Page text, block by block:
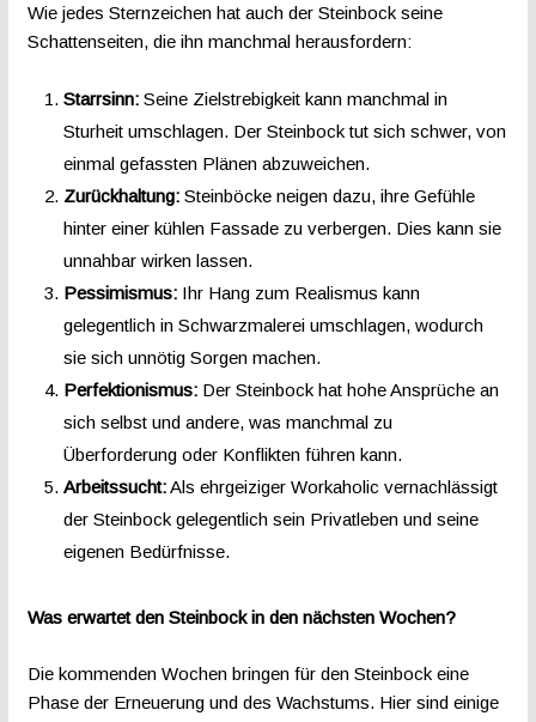
Wie jedes Sternzeichen hat auch der Steinbock seine
Schattenseiten, die ihn manchmal herausfordern:
Starrsinn:Seine Zielstrebigkeit kann manchmal in
Sturheit umschlagen. Der Steinbock tut sich schwer, von
einmal gefassten Plänen abzuweichen.
Zurückhaltung:Steinböcke neigen dazu, ihre Gefühle
hinter einer kühlen Fassade zu verbergen. Dies kann sie
unnahbar wirken lassen.
Pessimismus:Ihr Hang zum Realismus kann
gelegentlich in Schwarzmalerei umschlagen, wodurch
sie sich unnötig Sorgen machen.
Perfektionismus:Der Steinbock hat hohe Ansprüche an
sich selbst und andere, was manchmal zu
Überforderung oder Konflikten führen kann.
Arbeitssucht:Als ehrgeiziger Workaholic vernachlässigt
der Steinbock gelegentlich sein Privatleben und seine
eigenen Bedürfnisse.
Was erwartet den Steinbock in den nächsten Wochen?
Die kommenden Wochen bringen für den Steinbock eine
Phase der Erneuerung und des Wachstums. Hier sind einige